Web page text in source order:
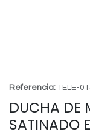
Referencia: TELE-
DUCHA DE
SATINADO